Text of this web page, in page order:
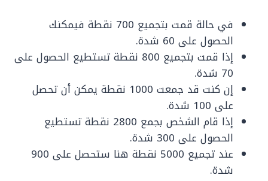
في حالة قمت بتجميع 700 نقطة فيمكنك
الحصول على 60 شدة.
إذا قمت بتجميع 800 نقطة تستطيع الحصول على
70 شدة.
إن كنت قد جمعت 1000 نقطة يمكن أن تحصل
على 100 شدة.
إذا قام الشخص بجمع 2800 نقطة تستطيع
الحصول على 300 شدة.
عند تجميع 5000 نقطة هنا ستحصل على 900
شدة.